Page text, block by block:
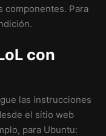
componentes. Para
con
las instrucciones
el sitio web
para Ubuntu: